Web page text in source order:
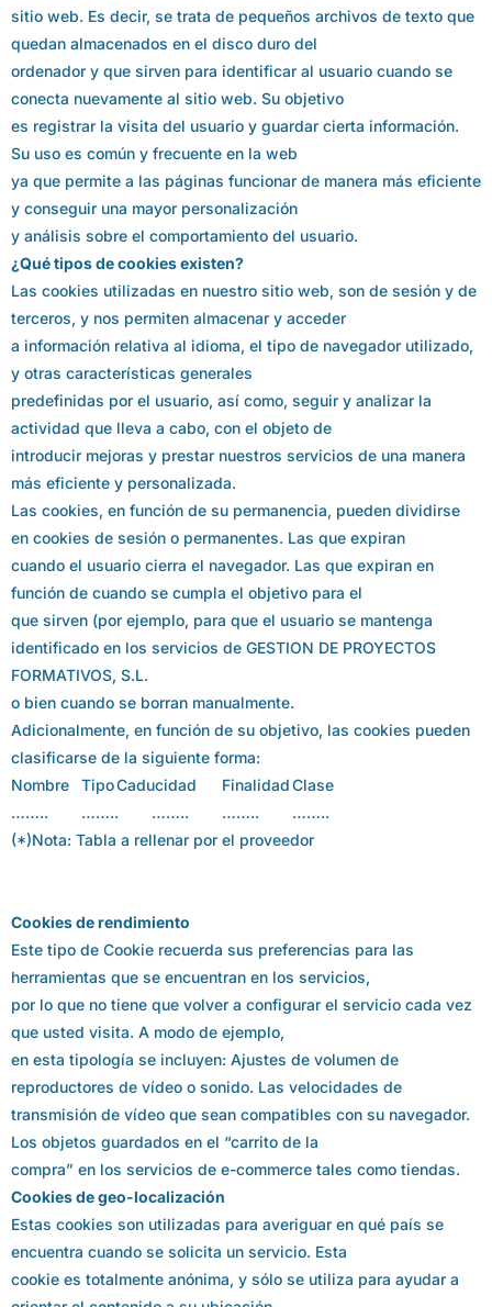
sitio web. Es decir, se trata de pequeños archivos de texto que
quedan almacenados en el disco duro del
ordenador y que sirven para identificar al usuario cuando se
conecta nuevamente al sitio web. Su objetivo
es registrar la visita del usuario y guardar cierta información.
Su uso es común y frecuente en la web
ya que permite a las páginas funcionar de manera más eficiente
y conseguir una mayor personalización
y análisis sobre el comportamiento del usuario.
¿Qué tipos de cookies existen?
Las cookies utilizadas en nuestro sitio web, son de sesión y de
terceros, y nos permiten almacenar y acceder
a información relativa al idioma, el tipo de navegador utilizado,
y otras características generales
predefinidas por el usuario, así como, seguir y analizar la
actividad que lleva a cabo, con el objeto de
introducir mejoras y prestar nuestros servicios de una manera
más eficiente y personalizada.
Las cookies, en función de su permanencia, pueden dividirse
en cookies de sesión o permanentes. Las que expiran
cuando el usuario cierra el navegador. Las que expiran en
función de cuando se cumpla el objetivo para el
que sirven (por ejemplo, para que el usuario se mantenga
identificado en los servicios de GESTION DE PROYECTOS
FORMATIVOS, S.L.
o bien cuando se borran manualmente.
Adicionalmente, en función de su objetivo, las cookies pueden
clasificarse de la siguiente forma:
Nombre
TipoCaducidad FinalidadClase
……..
…….. …….. ……..
……..
(*)Nota: Tabla a rellenar por el proveedor
Cookies de rendimiento
Este tipo de Cookie recuerda sus preferencias para las
herramientas que se encuentran en los servicios,
por lo que no tiene que volver a configurar el servicio cada vez
que usted visita. A modo de ejemplo,
en esta tipología se incluyen: Ajustes de volumen de
reproductores de vídeo o sonido. Las velocidades de
transmisión de vídeo que sean compatibles con su navegador.
Los objetos guardados en el “carrito de la
compra” en los servicios de e-commerce tales como tiendas.
Cookies de geo-localización
Estas cookies son utilizadas para averiguar en qué país se
encuentra cuando se solicita un servicio. Esta
cookie es totalmente anónima, y sólo se utiliza para ayudar a